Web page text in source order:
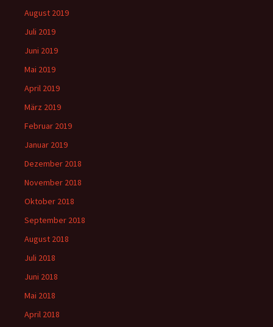
August 2019
Juli 2019
Juni 2019
Mai 2019
April 2019
März 2019
Februar 2019
Januar 2019
Dezember 2018
November 2018
Oktober 2018
September 2018
August 2018
Juli 2018
Juni 2018
Mai 2018
April 2018